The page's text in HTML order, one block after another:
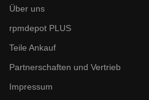
Über uns
rpmdepot PLUS
Teile Ankauf
Partnerschaften und Vertrieb
Impressum